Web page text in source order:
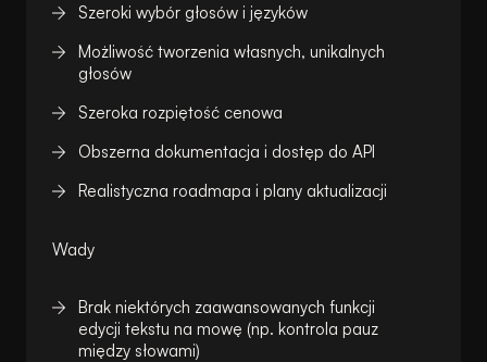
Szeroki wybór głosów i języków
Możliwość tworzenia własnych, unikalnych
głosów
Szeroka rozpiętość cenowa
Obszerna dokumentacja i dostęp do API
Realistyczna roadmapa i plany aktualizacji
Wady
Brak niektórych zaawansowanych funkcji
edycji tekstu na mowę (np. kontrola pauz
między słowami)